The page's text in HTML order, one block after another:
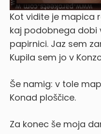
Kot vidite je mapica
kaj podobnega dobi
papirnici. Jaz sem
Kupila sem jo v
Še namig: v tole
Konad ploščice.
Za konec še moja